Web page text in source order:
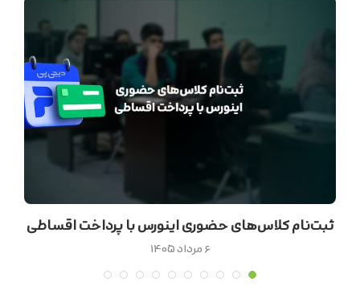
ثبت‌نام کلاس‌های حضوری اینورس با پرداخت اقساطی
۶ مرداد ۱۴۰۵